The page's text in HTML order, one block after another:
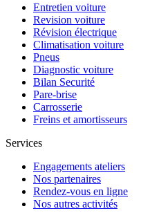
Entretien voiture
Revision voiture
Révision électrique
Climatisation voiture
Pneus
Diagnostic voiture
Bilan Securité
Pare-brise
Carrosserie
Freins et amortisseurs
Services
Engagements ateliers
Nos partenaires
Rendez-vous en ligne
Nos autres activités